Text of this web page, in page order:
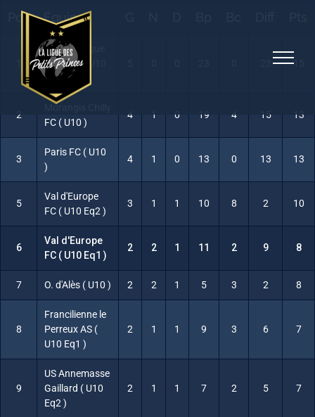
Skip
content
Pos Équipe
FC Olympique
Viassois ( U10
)
15
2
Morangis Chilly
FC ( U10 )
4 1 0 19 4 15 13
3
Paris FC ( U10
)
4 1 0 13 0 13 13
5
Val d'Europe
FC ( U10 Eq2 )
3 1 1 10 8 2 10
6
Val d'Europe
FC ( U10 Eq1 )
2 2 1 11 2 9 8
7 O. d'Alès ( U10 ) 2 2 1 5 3 2 8
8
Francilienne le
Perreux AS (
U10 Eq1 )
2 1 1 9 3 6 7
9
US Annemasse
Gaillard ( U10
Eq2 )
2 1 1 7 2 5 7